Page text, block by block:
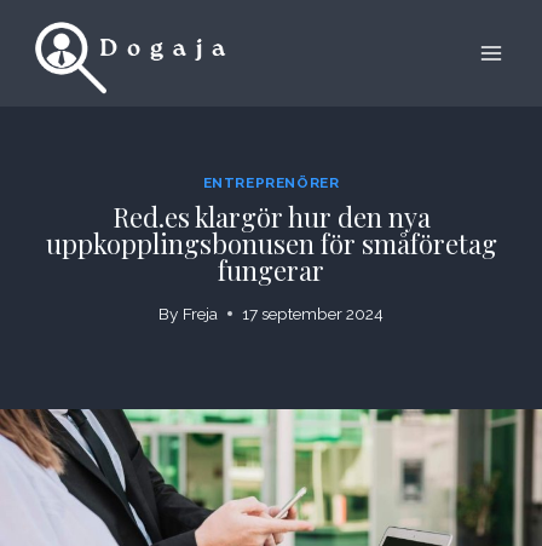
ENTREPRENÖRER
Red.es klargör hur den nya
uppkopplingsbonusen för småföretag
fungerar
By Freja 17 september 2024